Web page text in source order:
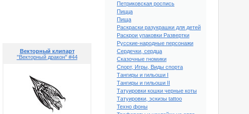
Векторный клипарт
"Векторный дракон" #44
Петриковская роспись
Пицца
Пища
Раскраски разукрашки для детей
Раскрои упаковки Развертки
Русские-народные персонажи
Сердечки, сердца
Сказочные гномики
Спорт, Игры, Виды спорта
Тангиры и гильоши I
Тангиры и гильоши II
Татуировки кошки черные коты
Татуировки, эскизы tattoo
Техно фоны